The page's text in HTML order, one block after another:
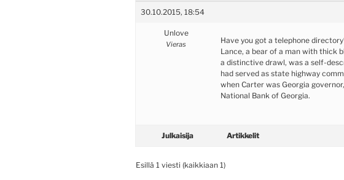
30.10.2015, 18:54
Unlove
Vieras Have you got a telephone
Lance, a bear of a man with thick
a distinctive drawl, was a self-
had served as state highway
when Carter was Georgia
National Bank of Georgia.
Julkaisija Artikkelit
Esillä 1 viesti (kaikkiaan 1)